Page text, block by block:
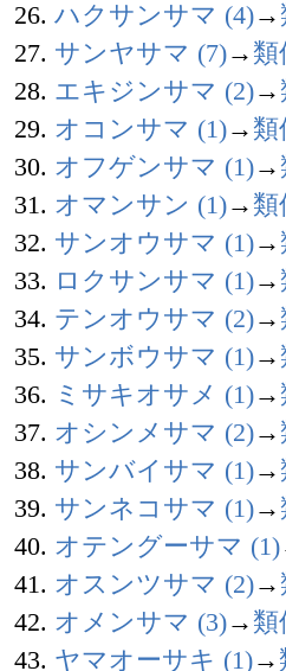
26. ハクサンサマ (4)→
27. サンヤサマ (7)→ 類
28. エキジンサマ (2)→
29. オコンサマ (1)→ 類
30. オフゲンサマ (1)→
31. オマンサン (1)→ 類
32. サンオウサマ (1)→
33. ロクサンサマ (1)→
34. テンオウサマ (2)→
35. サンボウサマ (1)→
36. ミサキオサメ (1)→
37. オシンメサマ (2)→
38. サンバイサマ (1)→
39. サンネコサマ (1)→
40. オテングーサマ (1)
41. オスンツサマ (2)→
42. オメンサマ (3)→ 類
43. ヤマオーサキ (1)→